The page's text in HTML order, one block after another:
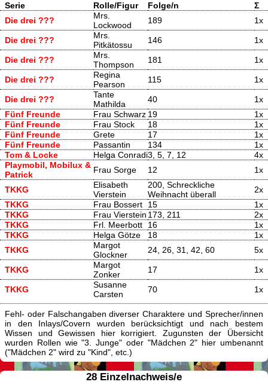
Serie Rolle/Figur Folge/n
Σ
Die drei ???
Mrs.
Lockwood
189 1x
Die drei ???
Mrs.
Pitkätossu
146 1x
Die drei ???
Mrs.
Thompson
181 1x
Die drei ???
Regina
Pearson
115 1x
Die drei ???
Tante
Mathilda
40
1x
Fünf Freunde
Frau Schwarz 19
1x
Fünf Freunde
Frau Stock 18
1x
Fünf Freunde
Grete 17
1x
Fünf Freunde
Passantin 134
1x
Tom & Locke
Helga Conradi3, 5, 7, 12
4x
Playmobil, Mobilux &
Patrick
Frau Sorge 12 1x
TKKG
Elisabeth
Vierstein
200, Schreckliche
Weihnacht überall
2x
TKKG
Frau Bossert 15
1x
TKKG
Frau Vierstein 173, 211
2x
TKKG
Frl. Meerbott 16
1x
TKKG
Helga Götze 18
1x
TKKG
Margot
Glockner
24, 26, 31, 42, 60 5x
TKKG
Margot
Zonker
17 1x
TKKG
Susanne
Carsten
70 1x
Fehl- oder Falschangaben diverser Charaktere und Sprecher/innen
in den Inlays/Covern wurden berücksichtigt und nach bestem
Wissen und Gewissen hier korrigiert. Zugunsten der Übersicht
wurden Rollen wie "3. Junge" oder "Mädchen 2" hier umbenannt
("Mädchen 2" wird zu "Kind", etc.)
28 Einzelnachweis/e